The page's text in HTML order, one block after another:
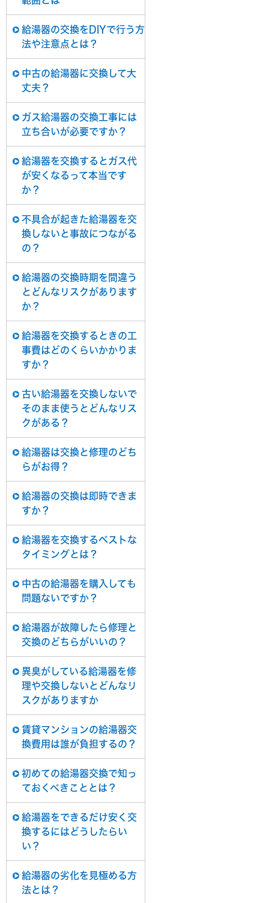
給湯器の交換をDIYで行う方
法や注意点とは？
中古の給湯器に交換して大
丈夫？
ガス給湯器の交換工事には
立ち合いが必要ですか？
給湯器を交換するとガス代
が安くなるって本当です
か？
不具合が起きた給湯器を交
換しないと事故につながる
の？
給湯器の交換時期を間違う
とどんなリスクがあります
か？
給湯器を交換するときの工
事費はどのくらいかかりま
すか？
古い給湯器を交換しないで
そのまま使うとどんなリス
クがある？
給湯器は交換と修理のどち
らがお得？
給湯器の交換は即時できま
すか？
給湯器を交換するベストな
タイミングとは？
中古の給湯器を購入しても
問題ないですか？
給湯器が故障したら修理と
交換のどちらがいいの？
異臭がしている給湯器を修
理や交換しないとどんなリ
スクがありますか
賃貸マンションの給湯器交
換費用は誰が負担するの？
初めての給湯器交換で知っ
ておくべきこととは？
給湯器をできるだけ安く交
換するにはどうしたらい
い？
給湯器の劣化を見極める方
法とは？